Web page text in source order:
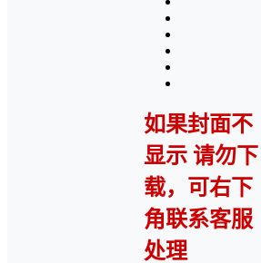
如果封面不
显示 请勿下
载，可右下
角联系客服
处理